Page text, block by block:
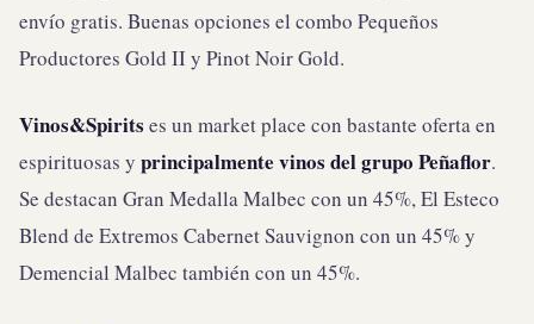
envío gratis. Buenas opciones el combo Pequeños
Productores Gold II y Pinot Noir Gold.
Vinos&Spirits es un market place con bastante oferta en
espirituosas y principalmente vinos del grupo Peñaflor.
Se destacan Gran Medalla Malbec con un 45%, El Esteco
Blend de Extremos Cabernet Sauvignon con un 45% y
Demencial Malbec también con un 45%.